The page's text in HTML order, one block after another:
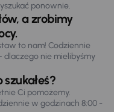
ponownie.
a zrobimy
to nam! Codziennie
dlaczego nie mielibyśmy
szukałeś?
Ci pomożemy.
w godzinach 8:00 -